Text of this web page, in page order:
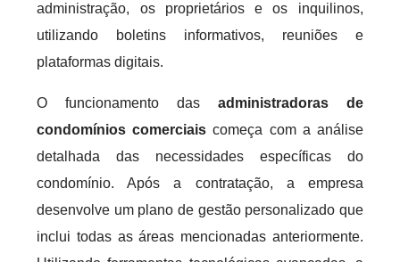
administração, os proprietários e os inquilinos,
utilizando boletins informativos, reuniões e
plataformas digitais.
O funcionamento das administradoras de
condomínios comerciais começa com a análise
detalhada das necessidades específicas do
condomínio. Após a contratação, a empresa
desenvolve um plano de gestão personalizado que
inclui todas as áreas mencionadas anteriormente.